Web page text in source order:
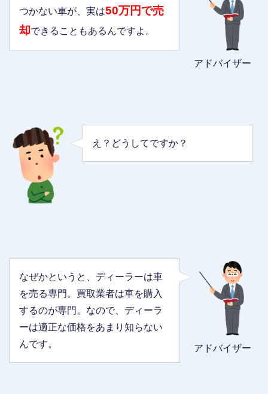
アドバイザー
つかない車が、実は50万円で売
却できることもあるんですよ。
え？どうしてですか？
アドバイザー
なぜかというと、ディーラーは車
を売る専門。買取業者は車を購入
するのが専門。なので、ディーラ
ーは適正な価格をあまり知らない
んです。